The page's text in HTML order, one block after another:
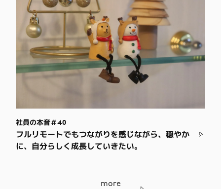
社員の本音＃40
フルリモートでもつながりを感じながら、穏やか
に、自分らしく成長していきたい。
more